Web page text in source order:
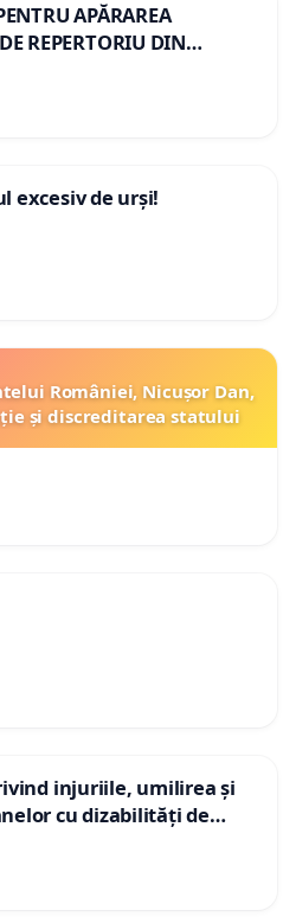
APĂRAREA
REPERTORIU DIN
excesiv de urși!
României, Nicușor Dan,
și discreditarea statului
injuriile, umilirea și
cu dizabilități de
„Gorici”